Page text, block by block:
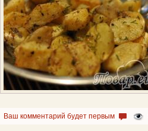
Ваш комментарий будет первым